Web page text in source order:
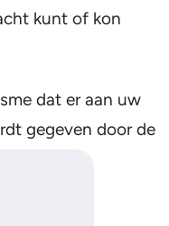
kunt of kon
dat er aan uw
gegeven door de